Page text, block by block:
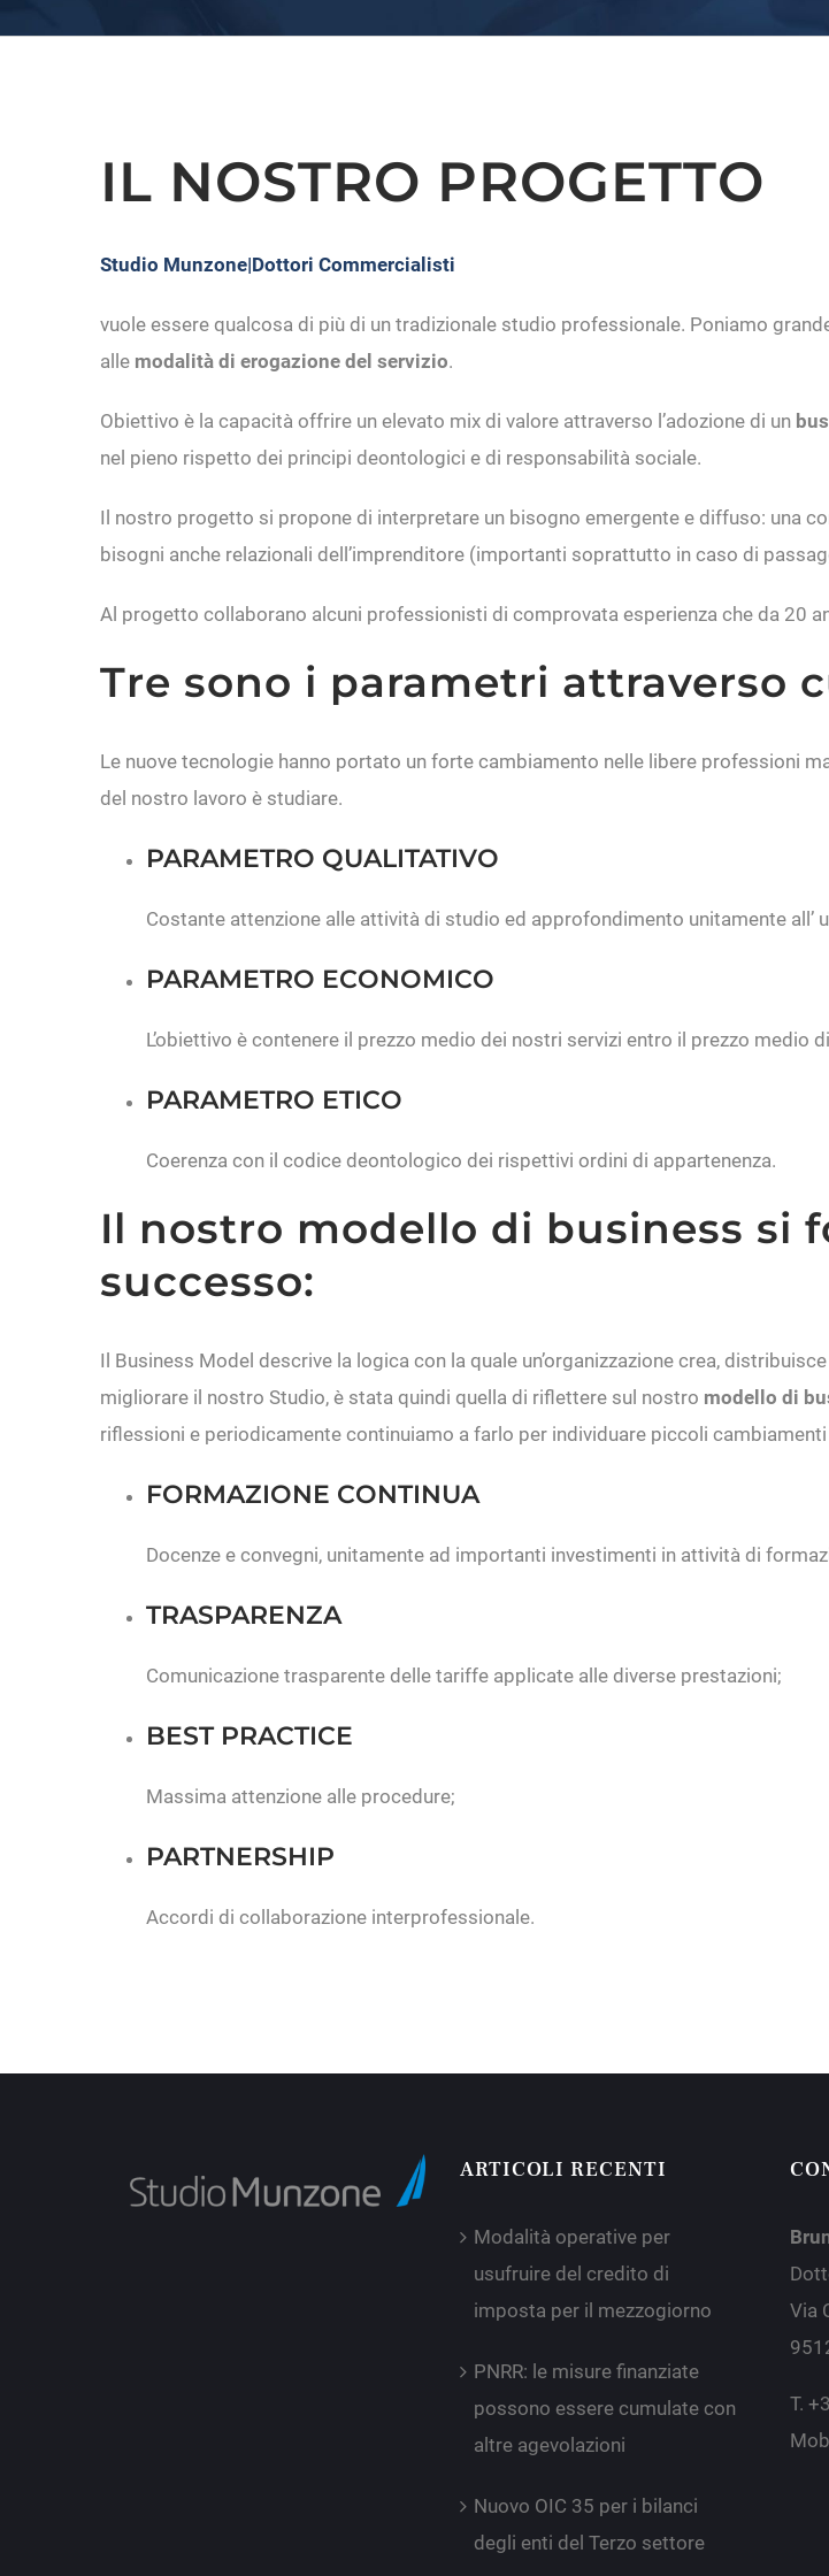
IL NOSTRO PROGETTO
Studio Munzone|Dottori Commercialisti
vuole essere qualcosa di più di un tradizionale studio professionale. Poniamo
alle modalità di erogazione del servizio.
Obiettivo è la capacità offrire un elevato mix di valore attraverso l’adozione di un
nel pieno rispetto dei principi deontologici e di responsabilità sociale.
Il nostro progetto si propone di interpretare un bisogno emergente e diffuso: una
bisogni anche relazionali dell’imprenditore (importanti soprattutto in caso di
Al progetto collaborano alcuni professionisti di comprovata esperienza che da 20
Tre sono i parametri attraverso
Le nuove tecnologie hanno portato un forte cambiamento nelle libere professioni
del nostro lavoro è studiare.
PARAMETRO QUALITATIVO
Costante attenzione alle attività di studio ed approfondimento unitamente
PARAMETRO ECONOMICO
L’obiettivo è contenere il prezzo medio dei nostri servizi entro il prezzo
PARAMETRO ETICO
Coerenza con il codice deontologico dei rispettivi ordini di appartenenza.
Il nostro modello di business si
successo:
Il Business Model descrive la logica con la quale un’organizzazione crea,
migliorare il nostro Studio, è stata quindi quella di riflettere sul nostro modello di
riflessioni e periodicamente continuiamo a farlo per individuare piccoli
FORMAZIONE CONTINUA
Docenze e convegni, unitamente ad importanti investimenti in attività di
TRASPARENZA
Comunicazione trasparente delle tariffe applicate alle diverse prestazioni;
BEST PRACTICE
Massima attenzione alle procedure;
PARTNERSHIP
Accordi di collaborazione interprofessionale.
ARTICOLI RECENTI
Modalità operative per
usufruire del credito di
imposta per il mezzogiorno
PNRR: le misure finanziate
possono essere cumulate con
altre agevolazioni
Nuovo OIC 35 per i bilanci
degli enti del Terzo settore
Via
T.